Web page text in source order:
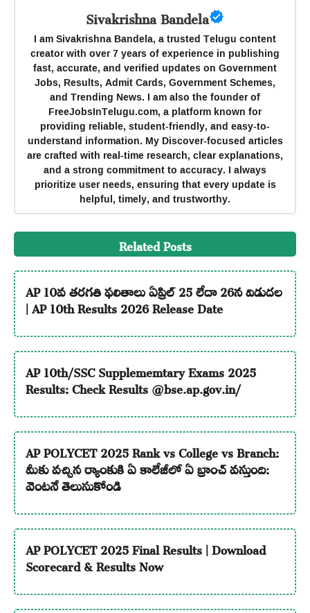
Sivakrishna Bandela
I am Sivakrishna Bandela, a trusted Telugu content
creator with over 7 years of experience in publishing
fast, accurate, and verified updates on Government
Jobs, Results, Admit Cards, Government Schemes,
and Trending News. I am also the founder of
FreeJobsInTelugu.com, a platform known for
providing reliable, student-friendly, and easy-to-
understand information. My Discover-focused articles
are crafted with real-time research, clear explanations,
and a strong commitment to accuracy. I always
prioritize user needs, ensuring that every update is
helpful, timely, and trustworthy.
Related Posts
AP 10వ తరగతి ఫలితాలు ఏప్రిల్ 25 లేదా 26న విడుదల
| AP 10th Results 2026 Release Date
AP 10th/SSC Supplememtary Exams 2025
Results: Check Results @bse.ap.gov.in/
AP POLYCET 2025 Rank vs College vs Branch:
మీకు వచ్చిన ర్యాంకుకి ఏ కాలేజీలో ఏ బ్రాంచ్ వస్తుంది:
వెంటనే తెలుసుకోండి
AP POLYCET 2025 Final Results | Download
Scorecard & Results Now